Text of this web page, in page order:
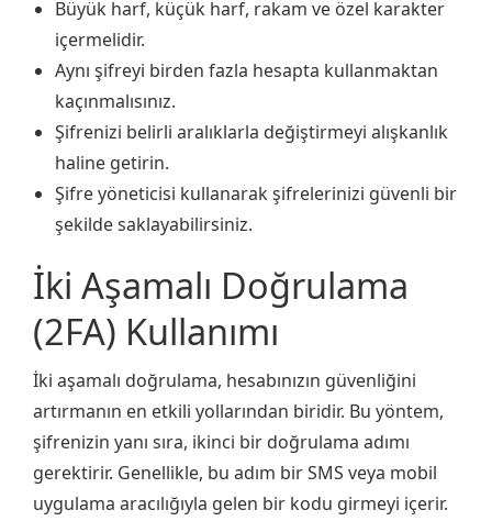
Büyük harf, küçük harf, rakam ve özel karakter
içermelidir.
Aynı şifreyi birden fazla hesapta kullanmaktan
kaçınmalısınız.
Şifrenizi belirli aralıklarla değiştirmeyi alışkanlık
haline getirin.
Şifre yöneticisi kullanarak şifrelerinizi güvenli bir
şekilde saklayabilirsiniz.
İki Aşamalı Doğrulama
(2FA) Kullanımı
İki aşamalı doğrulama, hesabınızın güvenliğini
artırmanın en etkili yollarından biridir. Bu yöntem,
şifrenizin yanı sıra, ikinci bir doğrulama adımı
gerektirir. Genellikle, bu adım bir SMS veya mobil
uygulama aracılığıyla gelen bir kodu girmeyi içerir.